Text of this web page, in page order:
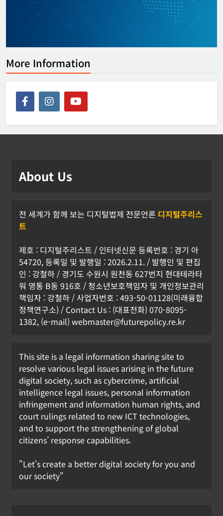
More Information
About Us
전 세계가 함께 보는 디지털법제 전문언론 디지털주리스
트
제호 : 디지털주리스트 / 인터넷신문 등록번호 : 경기 아
54720, 등록일 및 발행일 : 2026.2.11. / 발행인 및 편집
인 : 강철하 / 경기도 수원시 원천동 627번지 현대테라타
워 영통 B동 916호 / 청소년보호책임자 및 개인정보관리
책임자 : 강철하 / 사업자번호 : 493-50-01128(미래융합
정책연구소) / Contact Us : (대표전화) 070-8095-
1382, (e-mail) webmaster@futurepolicy.re.kr
This site is a legal information sharing site to
resolve various legal issues arising in the future
digital society, such as cybercrime, artificial
intelligence legal issues, personal information
infringement and information human rights, and
court rulings related to new ICT technologies,
and to support the strengthening of global
citizens’ response capabilities.
"Let's create a better digital society for you and
our society"